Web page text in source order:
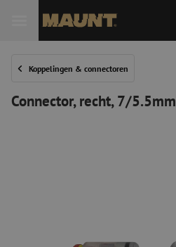
Koppelingen & connectoren
Connector, recht, 7/5.5mm